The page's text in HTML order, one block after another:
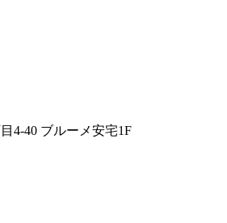
4-40 ブルーメ安宅1F